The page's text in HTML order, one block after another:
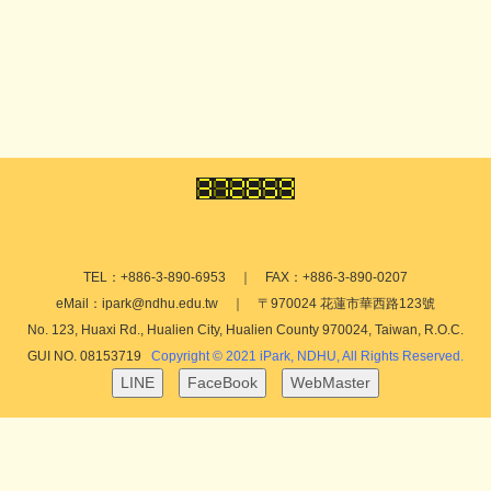
TEL：+886-3-890-6953 ｜ FAX：+886-3-890-0207
eMail：ipark@ndhu.edu.tw ｜ 〒970024 花蓮市華西路123號
No. 123, Huaxi Rd., Hualien City, Hualien County 970024, Taiwan, R.O.C.
GUI NO. 08153719
Copyright © 2021 iPark, NDHU, All Rights Reserved.